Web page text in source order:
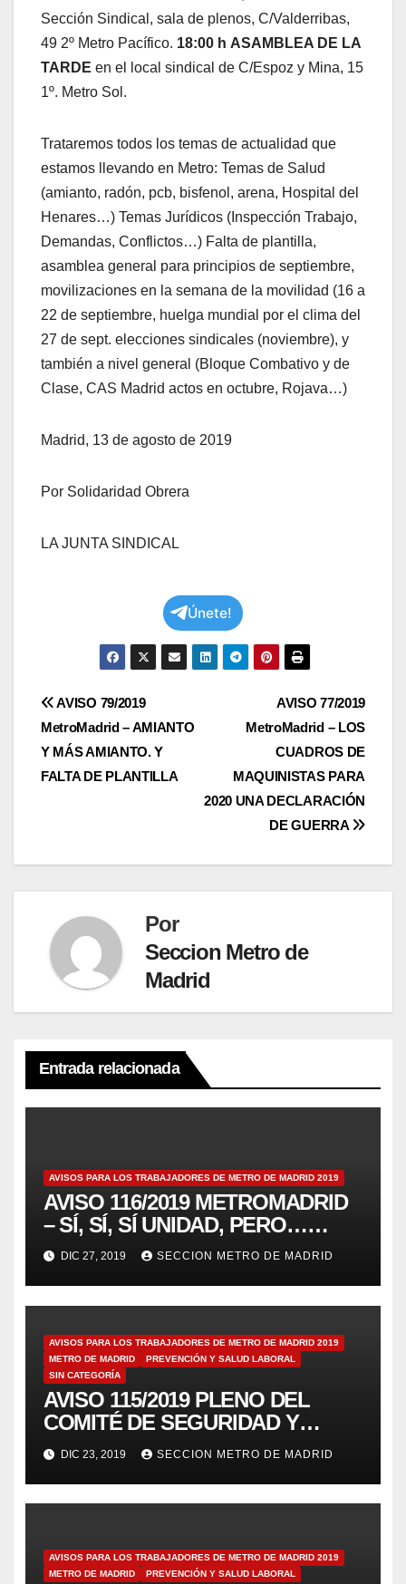
Sección Sindical, sala de plenos, C/Valderribas,
49 2º Metro Pacífico. 18:00 h ASAMBLEA DE LA
TARDE en el local sindical de C/Espoz y Mina, 15
1º. Metro Sol.
Trataremos todos los temas de actualidad que
estamos llevando en Metro: Temas de Salud
(amianto, radón, pcb, bisfenol, arena, Hospital del
Henares…) Temas Jurídicos (Inspección Trabajo,
Demandas, Conflictos…) Falta de plantilla,
asamblea general para principios de septiembre,
movilizaciones en la semana de la movilidad (16 a
22 de septiembre, huelga mundial por el clima del
27 de sept. elecciones sindicales (noviembre), y
también a nivel general (Bloque Combativo y de
Clase, CAS Madrid actos en octubre, Rojava…)
Madrid, 13 de agosto de 2019
Por Solidaridad Obrera
LA JUNTA SINDICAL
Únete!
Navegación
de
entradas
AVISO 77/2019
MetroMadrid – LOS
CUADROS DE
MAQUINISTAS PARA
2020 UNA DECLARACIÓN
DE GUERRA
AVISO 79/2019
MetroMadrid – AMIANTO
Y MÁS AMIANTO. Y
FALTA DE PLANTILLA
Por
Seccion Metro de
Madrid
Entrada relacionada
AVISOS PARA LOS TRABAJADORES DE METRO DE MADRID 2019
AVISO 116/2019 METROMADRID
– SÍ, SÍ, SÍ UNIDAD, PERO…
PARA LUCHAR
DIC 27, 2019 SECCION METRO DE MADRID
AVISOS PARA LOS TRABAJADORES DE METRO DE MADRID 2019
METRO DE MADRID
PREVENCIÓN Y SALUD LABORAL
SIN CATEGORÍA
AVISO 115/2019 PLENO DEL
COMITÉ DE SEGURIDAD Y
SALUD 19/12/19
DIC 23, 2019 SECCION METRO DE MADRID
AVISOS PARA LOS TRABAJADORES DE METRO DE MADRID 2019
METRO DE MADRID
PREVENCIÓN Y SALUD LABORAL